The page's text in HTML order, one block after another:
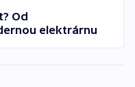
Od
elektrárnu